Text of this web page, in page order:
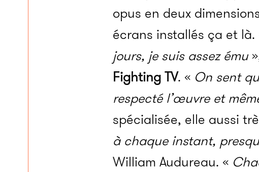
opus en deux
écrans installés ça et là.
jours, je suis assez ému
Fighting TV. « On sent
respecté l’œuvre et
spécialisée, elle aussi
à chaque instant,
William Audureau. «